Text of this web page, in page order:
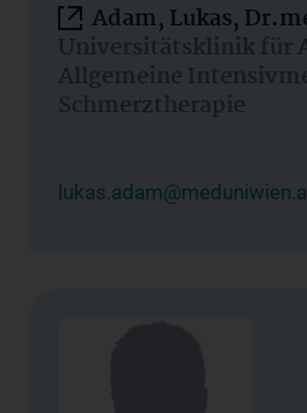
Adam, Lukas,
Universitätsklinik für
Allgemeine
Schmerztherapie